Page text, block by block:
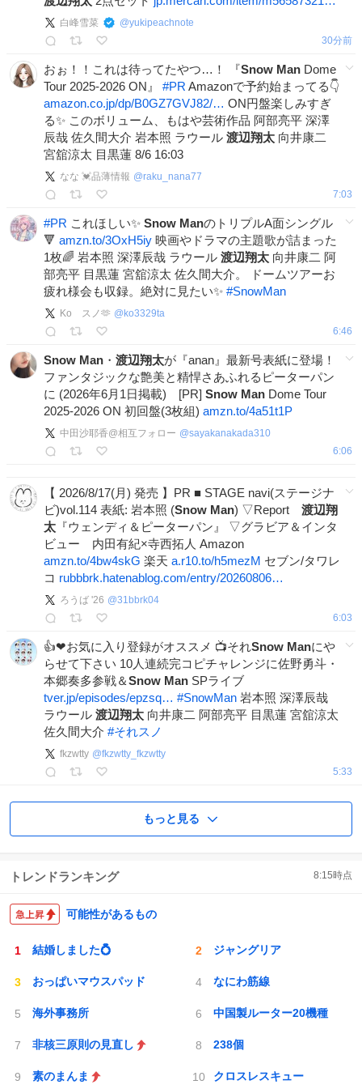
白峰雪菜 @yukipeachnote
30分前
おぉ！！これは待ってたやつ…！ 『Snow Man Dome
Tour 2025-2026 ON』 #PR Amazonで予約始まってる👇
amazon.co.jp/dp/B0GZ7GVJ82/… ON円盤楽しみすぎ
る✨ このボリューム、もはや芸術作品 阿部亮平 深澤
辰哉 佐久間大介 岩本照 ラウール 渡辺翔太 向井康二
宮舘涼太 目黒蓮 8/6 16:03
なな 💓品薄情報 @raku_nana77
7:03
#PR これほしい✨ Snow ManのトリプルA面シングル
🔻 amzn.to/3OxH5iy 映画やドラマの主題歌が詰まった
1枚🌈 岩本照 深澤辰哉 ラウール 渡辺翔太 向井康二 阿
部亮平 目黒蓮 宮舘涼太 佐久間大介。 ドームツアーお
疲れ様会も収録。絶対に見たい✨ #SnowMan
Ko スノ🫶 @ ko3329ta
6:46
Snow Man ・ 渡辺翔太が『anan』最新号表紙に登場！
ファンタジックな艶美と精悍さあふれるピーターパン
に (2026年6月1日掲載) [PR] Snow Man Dome Tour
2025-2026 ON 初回盤(3枚組) amzn.to/4a51t1P
中田沙耶香@相互フォロー @sayakanakada310
6:06
【 2026/8/17(月) 発売 】PR ■ STAGE navi(ステージナ
ビ)vol.114 表紙: 岩本照 (Snow Man) ▽Report 渡辺翔
太 『ウェンディ＆ピーターパン』 ▽グラビア＆インタ
ビュー 内田有紀×寺西拓人 Amazon
amzn.to/4bw4skG 楽天 a.r10.to/h5mezM セブン/タワレ
コ rubbbrk.hatenablog.com/entry/20260806…
ろうば '26 @31bbrk04
6:03
👍️❤お気に入り登録がオススメ 📺️それSnow Manにや
らせて下さい 10人連続完コピチャレンジに佐野勇斗・
本郷奏多参戦＆Snow Man SPライブ
tver.jp/episodes/epzsq… #SnowMan 岩本照 深澤辰哉
ラウール 渡辺翔太 向井康二 阿部亮平 目黒蓮 宮舘涼太
佐久間大介 #それスノ
fkzwtty @fkzwtty_fkzwtty
5:33
もっと見る
トレンドランキング 8:15時点
可能性があるもの
結婚しました💍 ジャングリア
おっぱいマウスパッド なにわ筋線
海外事務所 中国製ルーター20機種
非核三原則の見直し 238個
素のまんま クロスレスキュー